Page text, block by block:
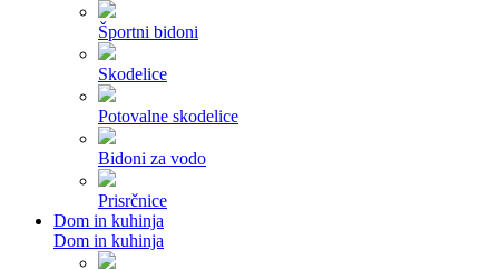
Športni bidoni
Skodelice
Potovalne skodelice
Bidoni za vodo
Prisrčnice
Dom in kuhinja
Dom in kuhinja